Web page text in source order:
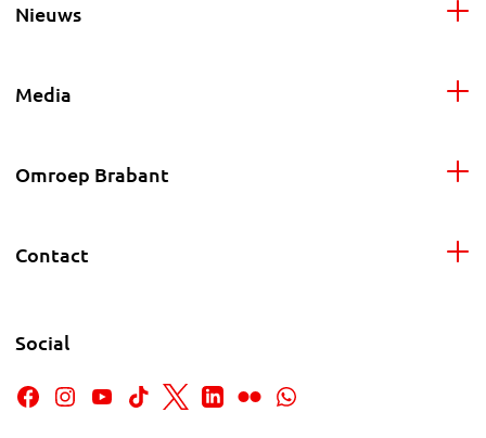
Nieuws
Media
Omroep Brabant
Contact
Social